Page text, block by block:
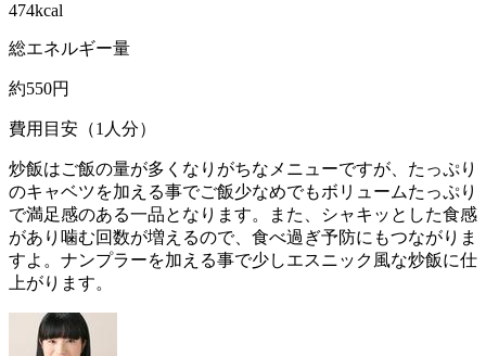
474kcal
総エネルギー量
約550円
費用目安（1人分）
炒飯はご飯の量が多くなりがちなメニューですが、たっぷり
のキャベツを加える事でご飯少なめでもボリュームたっぷり
で満足感のある一品となります。また、シャキッとした食感
があり噛む回数が増えるので、食べ過ぎ予防にもつながりま
すよ。ナンプラーを加える事で少しエスニック風な炒飯に仕
上がります。